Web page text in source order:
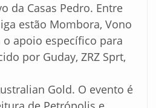
da Casas Pedro. Entre
estão Mombora, Vono
o apoio específico para
por Guday, ZRZ Sprt,
Gold. O evento é